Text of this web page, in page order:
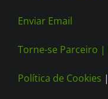
Enviar Email
Torne-se Parceiro |
Política de Cookies |